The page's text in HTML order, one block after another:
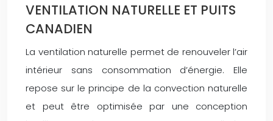
VENTILATION NATURELLE ET PUITS
CANADIEN
La ventilation naturelle permet de renouveler l’air
intérieur sans consommation d’énergie. Elle
repose sur le principe de la convection naturelle
et peut être optimisée par une conception